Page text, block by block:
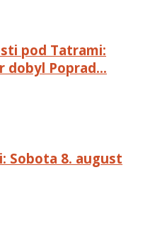
pod Tatrami:
dobyl Poprad…
Sobota 8. august